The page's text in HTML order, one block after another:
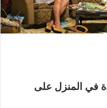
في المنزل على